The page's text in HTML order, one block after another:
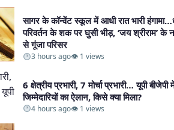
सागर के कॉन्वेंट स्कूल में आधी रात भारी
परिवर्तन के शक पर घुसी भीड़, ‘जय श्रीराम’ के
से गूंजा परिसर​
3 hours ago👁 1 views
6 क्षेत्रीय प्रभारी, 7 मोर्चा प्रभारी… यूपी बीजेपी
जिम्मेदारियों का ऐलान, किसे क्या मिला?​
4 hours ago👁 1 views